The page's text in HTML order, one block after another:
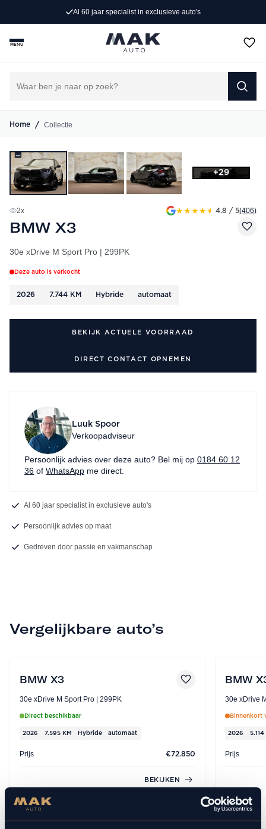
Al 60 jaar specialist in exclusieve auto's
MENU
Home / Collectie
+29
2x ★★★★★ 4.8 / 5(406)
BMW X3
30e xDrive M Sport Pro | 299PK
Deze auto is verkocht
2026 7.744 KM Hybride automaat
BEKIJK ACTUELE VOORRAAD
DIRECT CONTACT OPNEMEN
Luuk Spoor
Verkoopadviseur
Persoonlijk advies over deze auto? Bel mij op 0184 60 12
36 of WhatsApp me direct.
Al 60 jaar specialist in exclusieve auto's
Persoonlijk advies op maat
Gedreven door passie en vakmanschap
Vergelijkbare auto’s
BMW X3
30e xDrive M Sport Pro | 299PK
Direct beschikbaar
2026 7.595 KM Hybride automaat
Prijs €72.850
BEKIJKEN
BMW
Binnenkort
2026 5.114
Prijs